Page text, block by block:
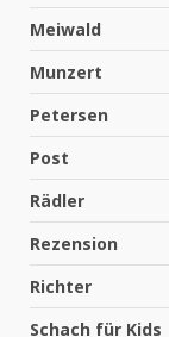
Meiwald
Munzert
Petersen
Post
Rädler
Rezension
Richter
Schach für Kids